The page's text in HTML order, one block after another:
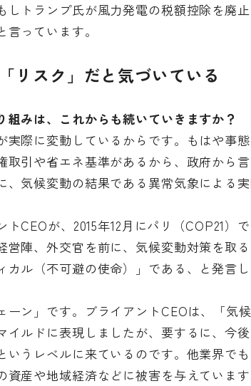
しトランプ氏が風力発電の税額控除を廃
言っています。
リスク」だと気づいている
みは、これからも続いていきますか？
実際に変動しているからです。もはや事
引や省エネ基準があるから、政府から言
、気候変動の結果である異常気象による
CEOが、2015年12月にパリ（COP21）
陣、外交官を前に、気候変動対策を取
ル（不可避の使命）」である、と発言し
ン」です。ブライアントCEOは、「気
ルドに表現しましたが、要するに、今
いうレベルに来ているのです。他業界で
産や地域経済などに被害を与えています